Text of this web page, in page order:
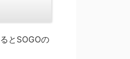
とSOGOの